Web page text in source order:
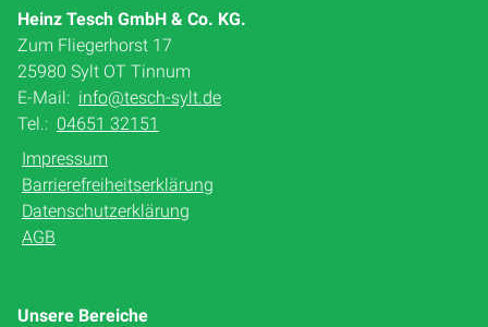
Heinz Tesch GmbH & Co. KG.
Zum Fliegerhorst 17
25980 Sylt OT Tinnum
E-Mail: info@tesch-sylt.de
Tel.: 04651 32151
Impressum
Barrierefreiheitserklärung
Datenschutzerklärung
AGB
Unsere Bereiche